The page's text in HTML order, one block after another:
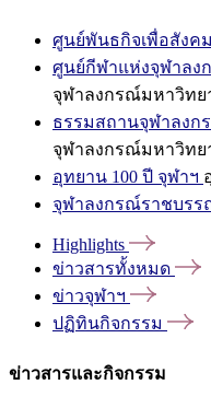
ศูนย์พันธกิจเพื่อสังคม
ศูนย์กีฬาแห่งจุฬาลง
จุฬาลงกรณ์มหาวิทย
ธรรมสถานจุฬาลงก
จุฬาลงกรณ์มหาวิทย
อุทยาน 100 ปี จุฬาฯ
จุฬาลงกรณ์ราชบรร
Highlights
ข่าวสารทั้งหมด
ข่าวจุฬาฯ
ปฏิทินกิจกรรม
ข่าวสารและกิจกรรม